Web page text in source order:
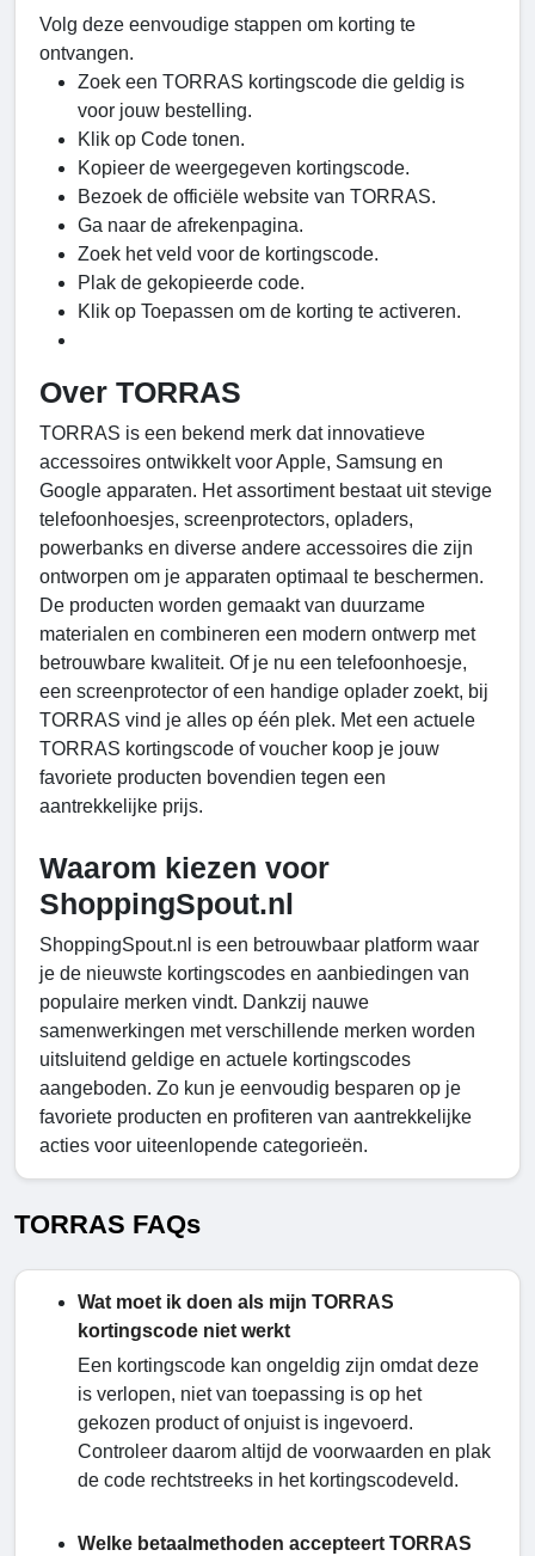
Volg deze eenvoudige stappen om korting te
ontvangen.
Zoek een TORRAS kortingscode die geldig is
voor jouw bestelling.
Klik op Code tonen.
Kopieer de weergegeven kortingscode.
Bezoek de officiële website van TORRAS.
Ga naar de afrekenpagina.
Zoek het veld voor de kortingscode.
Plak de gekopieerde code.
Klik op Toepassen om de korting te activeren.
Over TORRAS
TORRAS is een bekend merk dat innovatieve
accessoires ontwikkelt voor Apple, Samsung en
Google apparaten. Het assortiment bestaat uit stevige
telefoonhoesjes, screenprotectors, opladers,
powerbanks en diverse andere accessoires die zijn
ontworpen om je apparaten optimaal te beschermen.
De producten worden gemaakt van duurzame
materialen en combineren een modern ontwerp met
betrouwbare kwaliteit. Of je nu een telefoonhoesje,
een screenprotector of een handige oplader zoekt, bij
TORRAS vind je alles op één plek. Met een actuele
TORRAS kortingscode of voucher koop je jouw
favoriete producten bovendien tegen een
aantrekkelijke prijs.
Waarom kiezen voor
ShoppingSpout.nl
ShoppingSpout.nl is een betrouwbaar platform waar
je de nieuwste kortingscodes en aanbiedingen van
populaire merken vindt. Dankzij nauwe
samenwerkingen met verschillende merken worden
uitsluitend geldige en actuele kortingscodes
aangeboden. Zo kun je eenvoudig besparen op je
favoriete producten en profiteren van aantrekkelijke
acties voor uiteenlopende categorieën.
TORRAS FAQs
Wat moet ik doen als mijn TORRAS
kortingscode niet werkt
Een kortingscode kan ongeldig zijn omdat deze
is verlopen, niet van toepassing is op het
gekozen product of onjuist is ingevoerd.
Controleer daarom altijd de voorwaarden en plak
de code rechtstreeks in het kortingscodeveld.
Welke betaalmethoden accepteert TORRAS